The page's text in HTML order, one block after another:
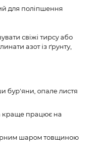
для поліпшення
свіжі тирсу або
азот із ґрунту,
бур'яни, опале листя
краще працює на
шаром товщиною